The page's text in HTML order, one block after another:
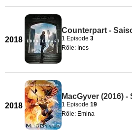
2018
Counterpart -
1 Episode 3
Rôle: Ines
2018
MacGyver (2016) -
1 Episode 19
Rôle: Emina